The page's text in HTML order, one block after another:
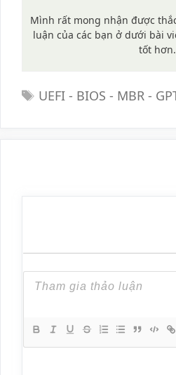
Mình rất mong nhận được
luận của các bạn ở dưới bài
tốt hơn.
Tags
UEFI - BIOS - MBR -